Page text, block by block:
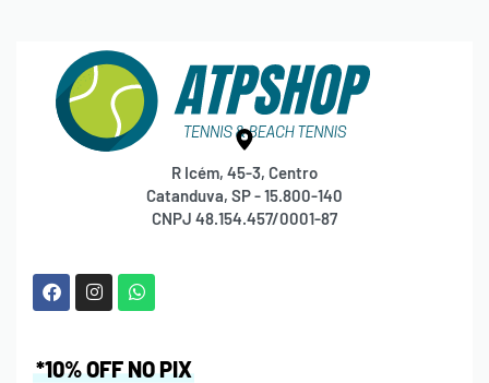
R Icém, 45-3, Centro
Catanduva, SP - 15.800-140
CNPJ 48.154.457/0001-87
*10% OFF NO PIX